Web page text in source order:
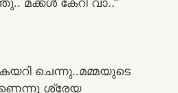
ചെന്നു..മമ്മയുടെ
ശ്രേയ